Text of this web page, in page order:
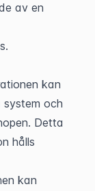
av en
kan
och
Detta
hålls
kan